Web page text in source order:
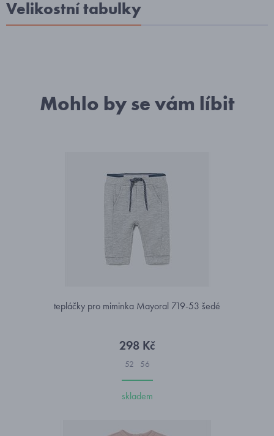
Velikostní tabulky
Mohlo by se vám líbit
tepláčky pro miminka Mayoral 719-53 šedé
298 Kč
52 56
skladem